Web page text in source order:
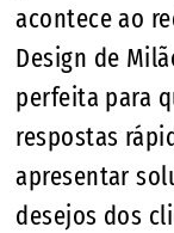
acontece ao
Design de
perfeita para
respostas
apresentar
desejos dos